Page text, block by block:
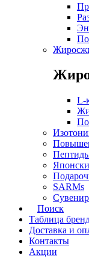
L-
SARMs
Поиск
Таблица
Доставка и
Контакты
Акции